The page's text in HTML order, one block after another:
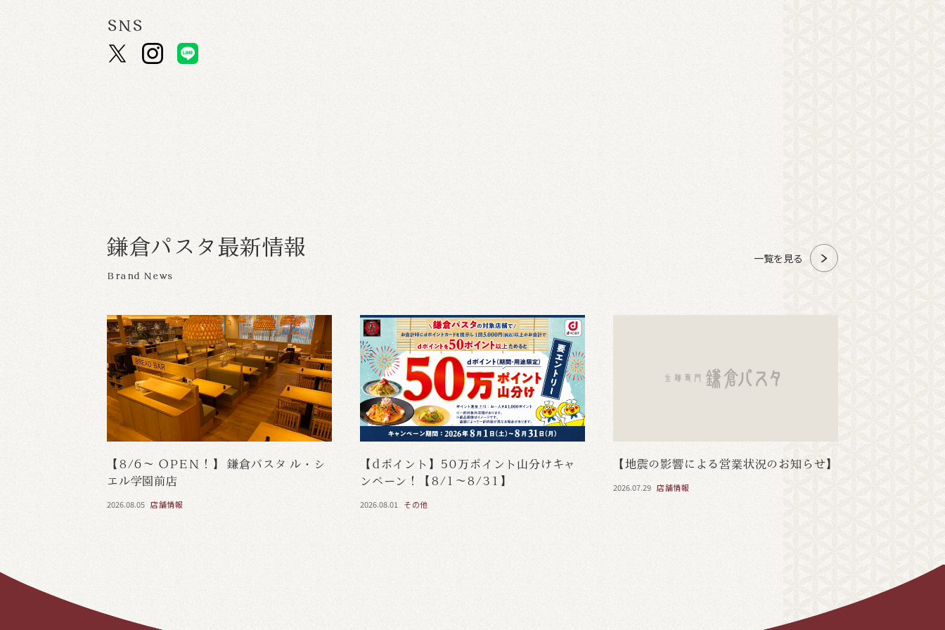
SNS
鎌倉パ ス タ 最新情報
Brand News
一覧を見る
【8/6～ OPEN！】 鎌倉パスタ ル・シ
エル学園前店
2026.08.05 店舗情報
【dポイント】50万ポイント山分けキャ
ンペーン！【8/1～8/31】
2026.08.01 その他
【地震の影響による営業状況のお知らせ】
2026.07.29 店舗情報